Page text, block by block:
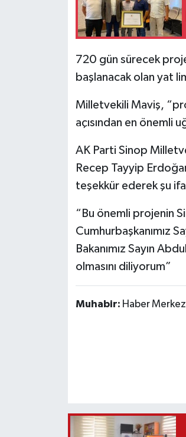
720 gün sürecek proje
başlanacak olan yat
Milletvekili Maviş,
açısından en önemli
AK Parti Sinop
Recep Tayyip
teşekkür ederek şu
“Bu önemli projenin
Cumhurbaşkanımız
Bakanımız Sayın
olmasını diliyorum”
Muhabir: Haber